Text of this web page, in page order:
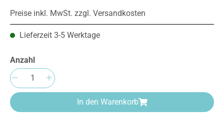
Preise inkl. MwSt. zzgl. Versandkosten
Lieferzeit 3-5 Werktage
Anzahl
Produkt Anzahl: Gib den gewünschten
In den Warenkorb